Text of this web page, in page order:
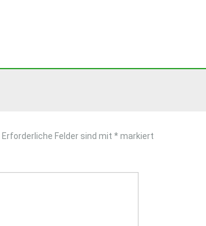
Erforderliche Felder sind mit *markiert